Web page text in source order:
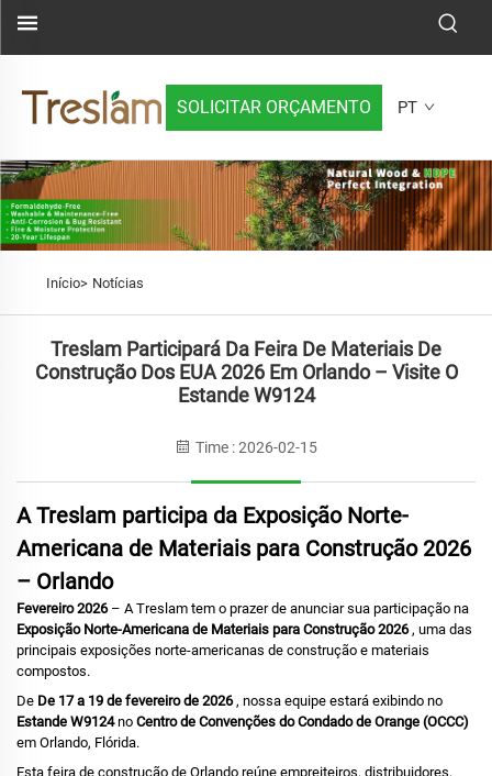
SOLICITAR ORÇAMENTO PT
Início> Notícias
Treslam Participará Da Feira De Materiais De
Construção Dos EUA 2026 Em Orlando – Visite O
Estande W9124
Time : 2026-02-15
A Treslam participa da Exposição Norte-
Americana de Materiais para Construção 2026
– Orlando
Fevereiro 2026 – A Treslam tem o prazer de anunciar sua participação na
Exposição Norte-Americana de Materiais para Construção 2026 , uma das
principais exposições norte-americanas de construção e materiais
compostos.
De De 17 a 19 de fevereiro de 2026 , nossa equipe estará exibindo no
Estande W9124no Centro de Convenções do Condado de Orange (OCCC)
em Orlando, Flórida.
Esta feira de construção de Orlando reúne empreiteiros, distribuidores,